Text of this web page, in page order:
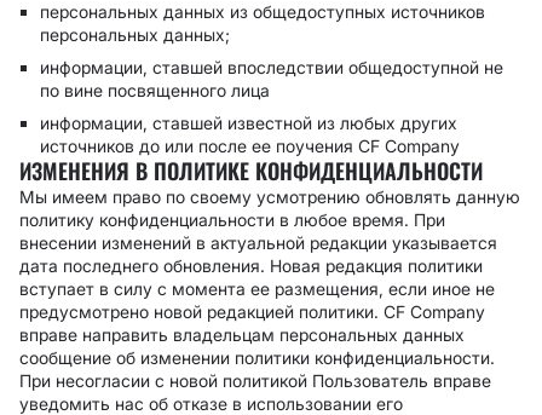
персональных данных из общедоступных источников
персональных данных;
информации, ставшей впоследствии общедоступной не
по вине посвященного лица
информации, ставшей известной из любых других
источников до или после ее поучения CF Company
ИЗМЕНЕНИЯ В ПОЛИТИКЕ КОНФИДЕНЦИАЛЬНОСТИ
Мы имеем право по своему усмотрению обновлять данную
политику конфиденциальности в любое время. При
внесении изменений в актуальной редакции указывается
дата последнего обновления. Новая редакция политики
вступает в силу с момента ее размещения, если иное не
предусмотрено новой редакцией политики. CF Company
вправе направить владельцам персональных данных
сообщение об изменении политики конфиденциальности.
При несогласии с новой политикой Пользователь вправе
уведомить нас об отказе в использовании его